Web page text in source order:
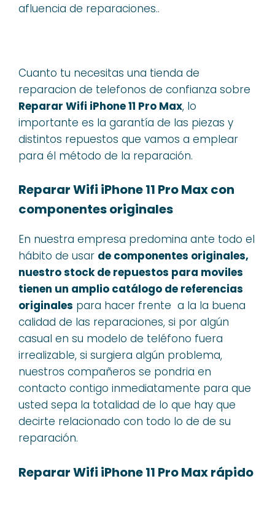
afluencia de reparaciones..
Cuanto tu necesitas una tienda de
reparacion de telefonos de confianza sobre
Reparar Wifi iPhone 11 Pro Max, lo
importante es la garantía de las piezas y
distintos repuestos que vamos a emplear
para él método de la reparación.
Reparar Wifi iPhone 11 Pro Max con
componentes originales
En nuestra empresa predomina ante todo el
hábito de usar de componentes originales,
nuestro stock de repuestos para moviles
tienen un amplio catálogo de referencias
originales para hacer frente a la la buena
calidad de las reparaciones, si por algún
casual en su modelo de teléfono fuera
irrealizable, si surgiera algún problema,
nuestros compañeros se pondria en
contacto contigo inmediatamente para que
usted sepa la totalidad de lo que hay que
decirte relacionado con todo lo de de su
reparación.
Reparar Wifi iPhone 11 Pro Max rápido